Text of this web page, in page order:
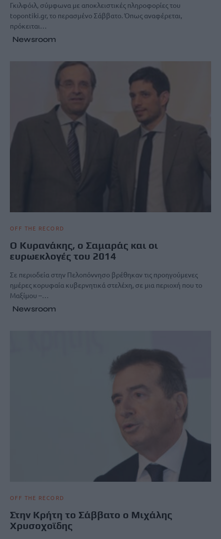
Γκιλφόιλ, σύμφωνα με αποκλειστικές πληροφορίες του
topontiki.gr, το περασμένο Σάββατο. Όπως αναφέρεται,
πρόκειται…
Newsroom
OFF THE RECORD
Ο Κυρανάκης, ο Σαμαράς και οι
ευρωεκλογές του 2014
Σε περιοδεία στην Πελοπόννησο βρέθηκαν τις προηγούμενες
ημέρες κορυφαία κυβερνητικά στελέχη, σε μια περιοχή που το
Μαξίμου –…
Newsroom
OFF THE RECORD
Στην Κρήτη το Σάββατο ο Μιχάλης
Χρυσοχοϊδης